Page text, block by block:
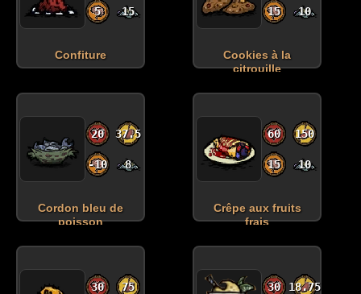
5 15
Confiture
15 10
Cookies à la
citrouille
20 37.5
-10 8
Cordon bleu de
poisson
60 150
15 10
Crêpe aux fruits
frais
30 75 30 18.75